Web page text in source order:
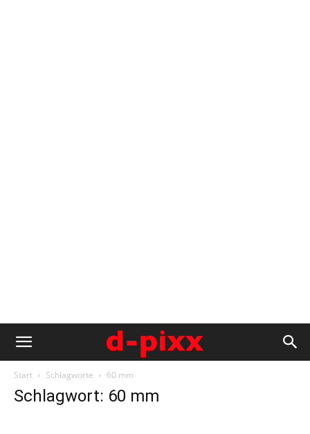
Start Schlagworte 60 mm
Schlagwort: 60 mm